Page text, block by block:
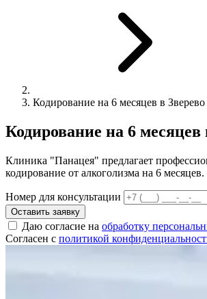
Кодирование на 6 месяцев в Зверево
Кодирование на 6 месяцев
Клиника "Панацея" предлагает
кодирование от алкоголизма на 6 месяцев.
Номер для консультации
Оставить заявку
Даю согласие на обработку
Согласен с политикой